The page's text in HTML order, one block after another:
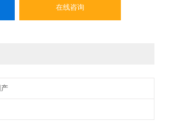
在线咨询
产